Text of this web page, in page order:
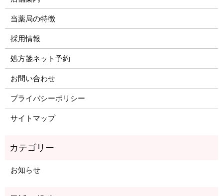
当薬局の特徴
採用情報
処方箋ネット予約
お問い合わせ
プライバシーポリシー
サイトマップ
お知らせ